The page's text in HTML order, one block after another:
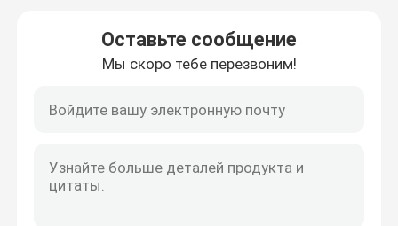
Женское повышение Gummies
Коллаген забеливая капсулу
Витамин Gummies биотина
Оставьте сообщение
Мы скоро тебе перезвоним!